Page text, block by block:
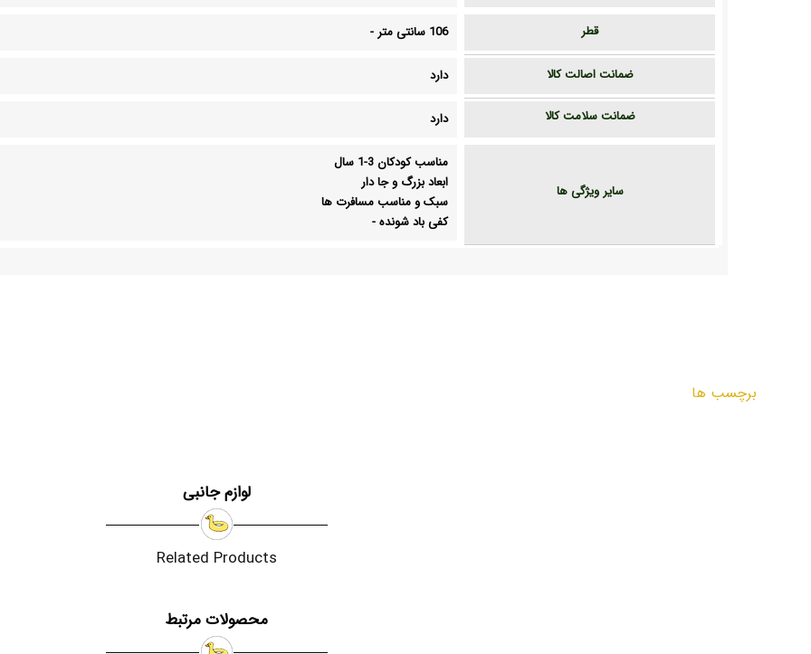
قطر 106 سانتی متر -
ضمانت اصالت کالا دارد
ضمانت سلامت کالا دارد
سایر ویژگی ها
مناسب کودکان 3-1 سال
ابعاد بزرگ و جا دار
سبک و مناسب مسافرت ها
کفی باد شونده-
برچسب ها
لوازم جانبی
Related Products
محصولات مرتبط